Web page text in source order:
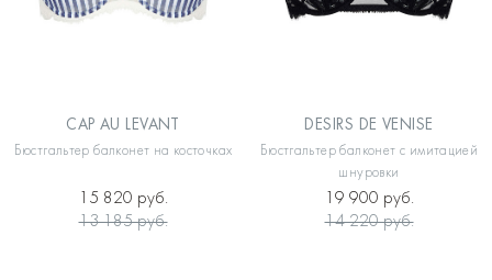
CAP AU LEVANT
Бюстгальтер балконет на косточках
15 820 руб.
13 185 руб.
DESIRS DE VENISE
Бюстгальтер балконет с имитацией
шнуровки
19 900 руб.
14 220 руб.